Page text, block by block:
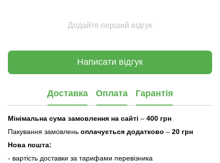
Додайте перший відгук
Написати відгук
Доставка Оплата Гарантія
Мінімальна сума замовлення на сайті – 400 грн
Пакування замовлень оплачується додатково – 20 грн
Нова пошта:
- вартість доставки за тарифами перевізника